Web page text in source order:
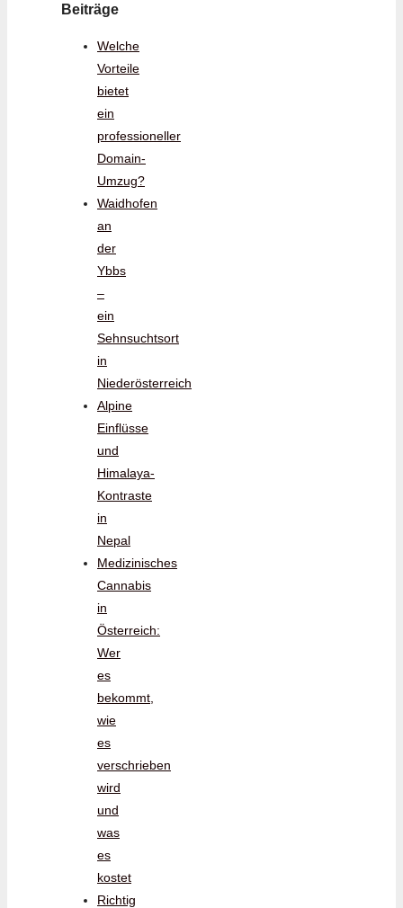
Beiträge
Welche
Vorteile
bietet
ein
professioneller
Domain-
Umzug?
Waidhofen
an
der
Ybbs
–
ein
Sehnsuchtsort
in
Niederösterreich
Alpine
Einflüsse
und
Himalaya-
Kontraste
in
Nepal
Medizinisches
Cannabis
in
Österreich:
Wer
es
bekommt,
wie
es
verschrieben
wird
und
was
es
kostet
Richtig